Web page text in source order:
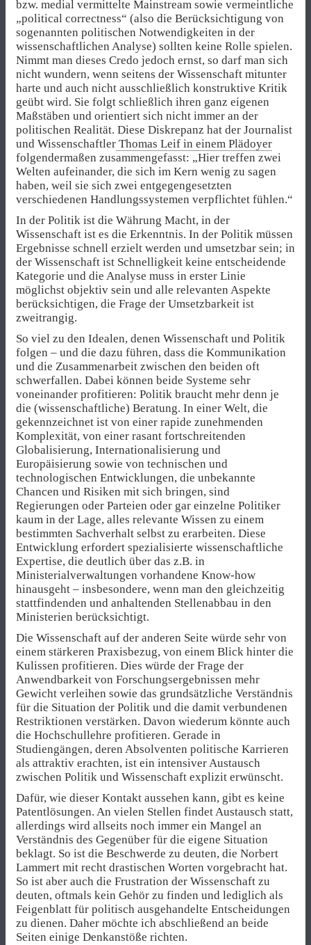
bzw. medial vermittelte Mainstream sowie vermeintliche
„political correctness“ (also die Berücksichtigung von
sogenannten politischen Notwendigkeiten in der
wissenschaftlichen Analyse) sollten keine Rolle spielen.
Nimmt man dieses Credo jedoch ernst, so darf man sich
nicht wundern, wenn seitens der Wissenschaft mitunter
harte und auch nicht ausschließlich konstruktive Kritik
geübt wird. Sie folgt schließlich ihren ganz eigenen
Maßstäben und orientiert sich nicht immer an der
politischen Realität. Diese Diskrepanz hat der Journalist
und Wissenschaftler Thomas Leif in einem Plädoyer
folgendermaßen zusammengefasst: „Hier treffen zwei
Welten aufeinander, die sich im Kern wenig zu sagen
haben, weil sie sich zwei entgegengesetzten
verschiedenen Handlungssystemen verpflichtet fühlen.“
In der Politik ist die Währung Macht, in der
Wissenschaft ist es die Erkenntnis. In der Politik müssen
Ergebnisse schnell erzielt werden und umsetzbar sein; in
der Wissenschaft ist Schnelligkeit keine entscheidende
Kategorie und die Analyse muss in erster Linie
möglichst objektiv sein und alle relevanten Aspekte
berücksichtigen, die Frage der Umsetzbarkeit ist
zweitrangig.
So viel zu den Idealen, denen Wissenschaft und Politik
folgen – und die dazu führen, dass die Kommunikation
und die Zusammenarbeit zwischen den beiden oft
schwerfallen. Dabei können beide Systeme sehr
voneinander profitieren: Politik braucht mehr denn je
die (wissenschaftliche) Beratung. In einer Welt, die
gekennzeichnet ist von einer rapide zunehmenden
Komplexität, von einer rasant fortschreitenden
Globalisierung, Internationalisierung und
Europäisierung sowie von technischen und
technologischen Entwicklungen, die unbekannte
Chancen und Risiken mit sich bringen, sind
Regierungen oder Parteien oder gar einzelne Politiker
kaum in der Lage, alles relevante Wissen zu einem
bestimmten Sachverhalt selbst zu erarbeiten. Diese
Entwicklung erfordert spezialisierte wissenschaftliche
Expertise, die deutlich über das z.B. in
Ministerialverwaltungen vorhandene Know-how
hinausgeht – insbesondere, wenn man den gleichzeitig
stattfindenden und anhaltenden Stellenabbau in den
Ministerien berücksichtigt.
Die Wissenschaft auf der anderen Seite würde sehr von
einem stärkeren Praxisbezug, von einem Blick hinter die
Kulissen profitieren. Dies würde der Frage der
Anwendbarkeit von Forschungsergebnissen mehr
Gewicht verleihen sowie das grundsätzliche Verständnis
für die Situation der Politik und die damit verbundenen
Restriktionen verstärken. Davon wiederum könnte auch
die Hochschullehre profitieren. Gerade in
Studiengängen, deren Absolventen politische Karrieren
als attraktiv erachten, ist ein intensiver Austausch
zwischen Politik und Wissenschaft explizit erwünscht.
Dafür, wie dieser Kontakt aussehen kann, gibt es keine
Patentlösungen. An vielen Stellen findet Austausch statt,
allerdings wird allseits noch immer ein Mangel an
Verständnis des Gegenüber für die eigene Situation
beklagt. So ist die Beschwerde zu deuten, die Norbert
Lammert mit recht drastischen Worten vorgebracht hat.
So ist aber auch die Frustration der Wissenschaft zu
deuten, oftmals kein Gehör zu finden und lediglich als
Feigenblatt für politisch ausgehandelte Entscheidungen
zu dienen. Daher möchte ich abschließend an beide
Seiten einige Denkanstöße richten.